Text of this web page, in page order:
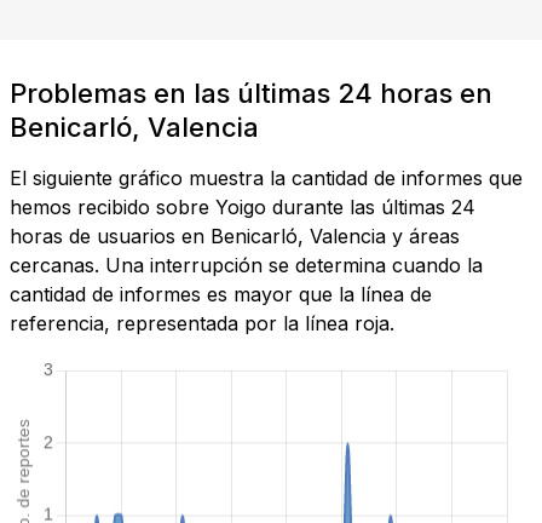
Problemas en las últimas 24 horas en
Benicarló, Valencia
El siguiente gráfico muestra la cantidad de informes que
hemos recibido sobre Yoigo durante las últimas 24
horas de usuarios en Benicarló, Valencia y áreas
cercanas. Una interrupción se determina cuando la
cantidad de informes es mayor que la línea de
referencia, representada por la línea roja.